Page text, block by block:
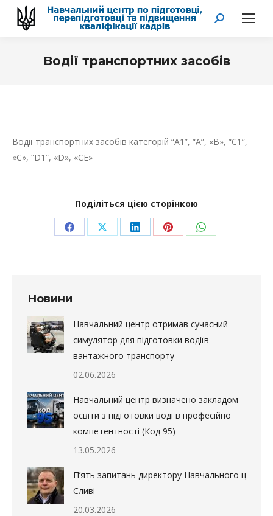
Search:
Водії транспортних засобів
Водії транспортних засобів категорій “A1”, “A”, «B», “C1”,
«C», “D1”, «D», «CE»
Поділіться цією сторінкою
Share Share Share Share Share
Новини
Навчальний центр отримав сучасний
симулятор для підготовки водіїв
вантажного транспорту
02.06.2026
Навчальний центр визначено закладом
освіти з підготовки водіїв професійної
компетентності (Код 95)
13.05.2026
П’ять запитань директору Навчального центру
Сливі
20.03.2026